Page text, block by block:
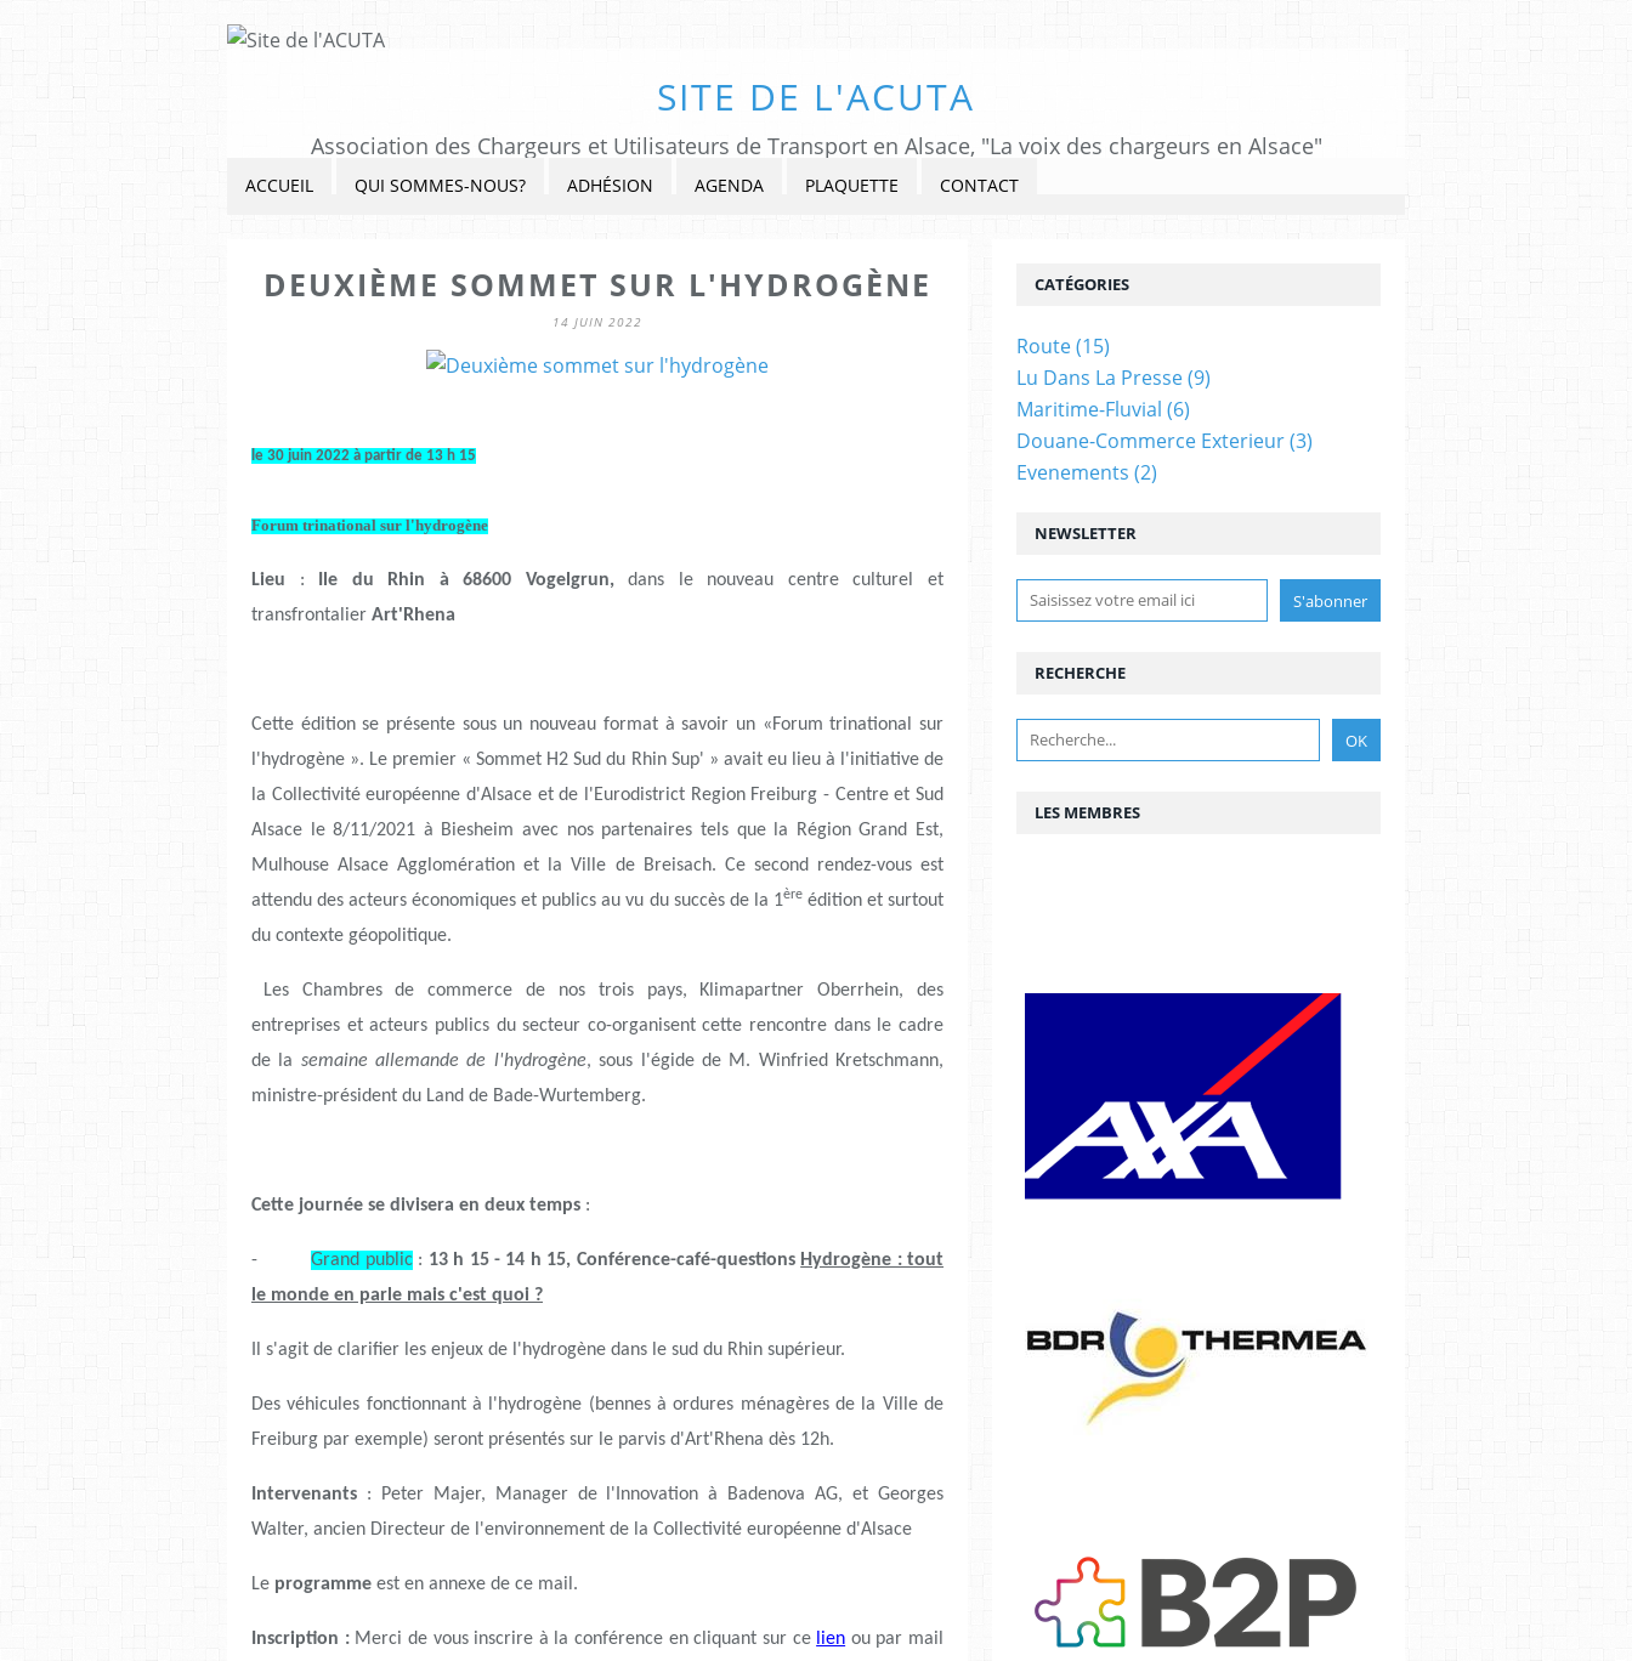
SITE DE L'ACUTA
Association des Chargeurs et Utilisateurs de Transport en Alsace, "La voix des chargeurs en Alsace"
ACCUEIL QUI SOMMES-NOUS? ADHÉSION AGENDA PLAQUETTE CONTACT
DEUXIÈME SOMMET SUR L'HYDROGÈNE
14 JUIN 2022
le 30 juin 2022 à partir de 13 h 15
Forum trinational sur l'hydrogène
Lieu : Ile du Rhin à 68600 Vogelgrun,dans le nouveau centre culturel et
transfrontalier Art'Rhena
Cette édition se présente sous un nouveau format à savoir un «Forum trinational sur
l'hydrogène ». Le premier « Sommet H2 Sud du Rhin Sup' » avait eu lieu à l'initiative de
la Collectivité européenne d'Alsace et de l'Eurodistrict Region Freiburg - Centre et Sud
Alsace le 8/11/2021 à Biesheim avec nos partenaires tels que la Région Grand Est,
Mulhouse Alsace Agglomération et la Ville de Breisach. Ce second rendez-vous est
attendu des acteurs économiques et publics au vu du succès de la 1èreédition et surtout
du contexte géopolitique.
Les Chambres de commerce de nos trois pays, Klimapartner Oberrhein, des
entreprises et acteurs publics du secteur co-organisent cette rencontre dans le cadre
de la semaine allemande de l'hydrogène, sous l'égide de M. Winfried Kretschmann,
ministre-président du Land de Bade-Wurtemberg.
Cette journée se divisera en deux temps :
-Grand public: 13 h 15 - 14 h 15, Conférence-café-questions Hydrogène : tout
le monde en parle mais c'est quoi ?
Il s'agit de clarifier les enjeux de l'hydrogène dans le sud du Rhin supérieur.
Des véhicules fonctionnant à l'hydrogène (bennes à ordures ménagères de la Ville de
Freiburg par exemple) seront présentés sur le parvis d'Art'Rhena dès 12h.
Intervenants : Peter Majer, Manager de l'Innovation à Badenova AG, et Georges
Walter, ancien Directeur de l'environnement de la Collectivité européenne d'Alsace
Le programme est en annexe de ce mail.
Inscription : Merci de vous inscrire à la conférence en cliquant sur ce lien ou par mail
NEWSLETTER
RECHERCHE
CATÉGORIES
Route(15)
Lu Dans La Presse(9)
Maritime-Fluvial (6)
Douane-Commerce Exterieur(3)
Evenements (2)
LES MEMBRES